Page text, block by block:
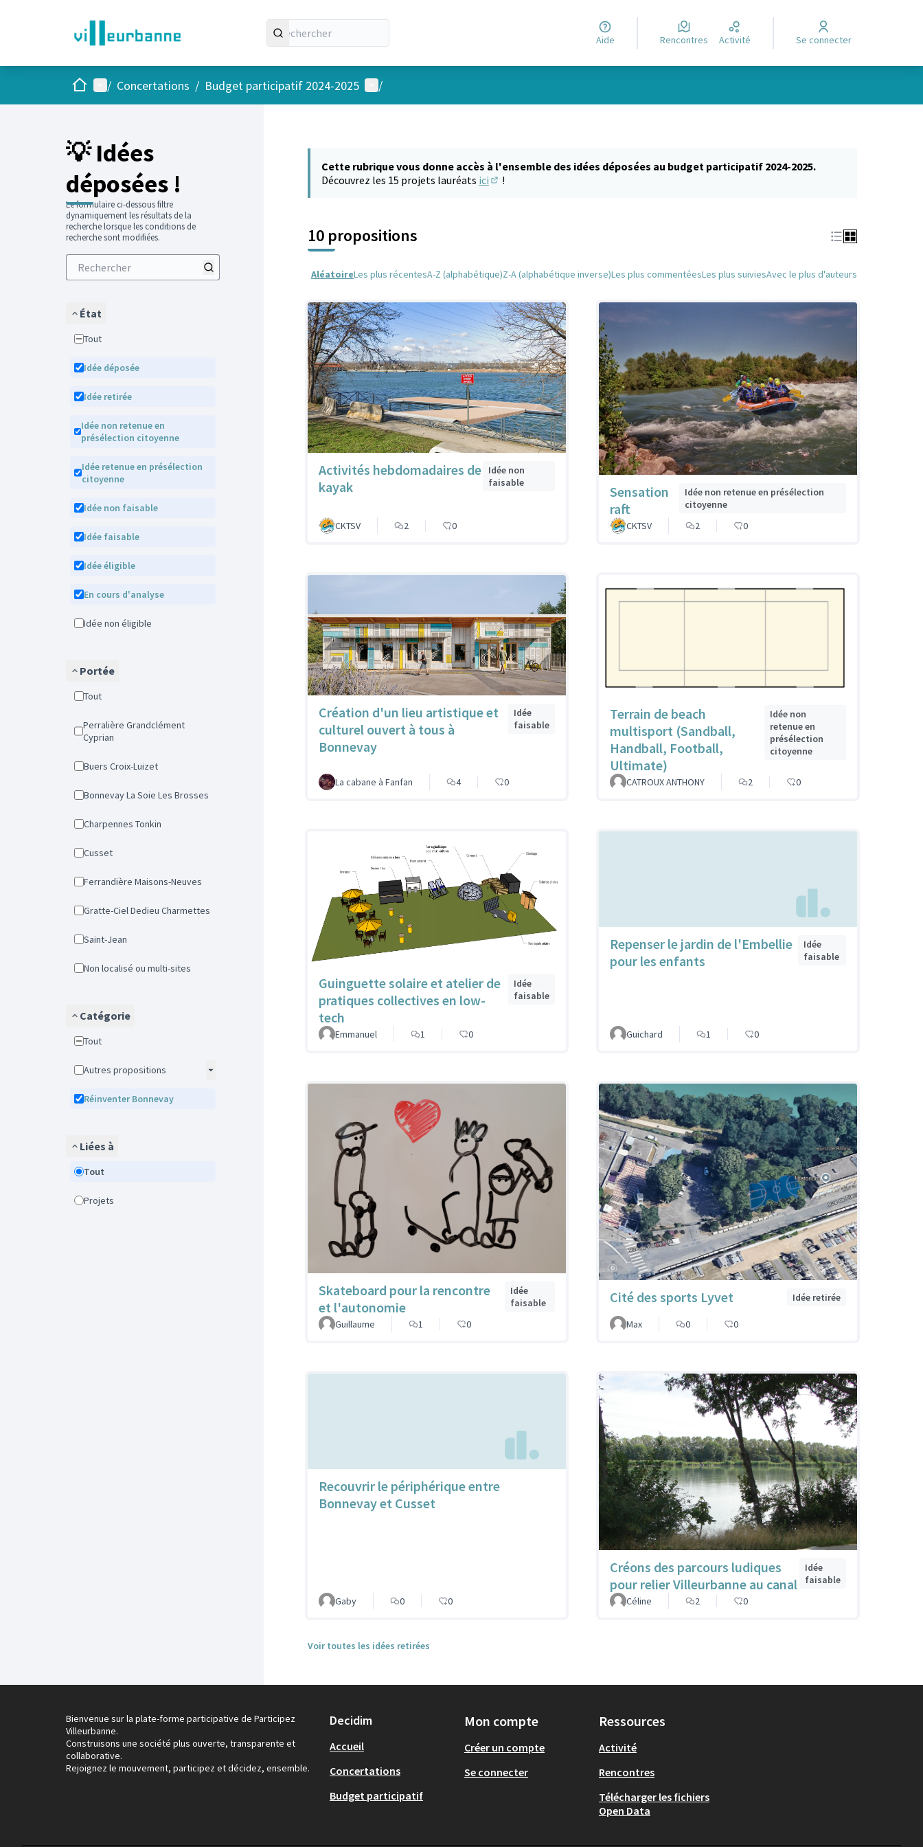
Aide Rencontres Activité Se connecter
AccueilMenu principal
/ Concertations / Budget participatif 2024-2025 Menu utilisateur
/
💡 Idées
déposées !
Le formulaire ci-dessous filtre
dynamiquement les résultats de la
recherche lorsque les conditions de
recherche sont modifiées.
État
Tout
Idée déposée
Idée retirée
Idée non retenue en
présélection citoyenne
Idée retenue en présélection
citoyenne
Idée non faisable
Idée faisable
Idée éligible
En cours d'analyse
Idée non éligible
Portée
Tout
Perralière Grandclément
Cyprian
Buers Croix-Luizet
Bonnevay La Soie Les Brosses
Charpennes Tonkin
Cusset
Ferrandière Maisons-Neuves
Gratte-Ciel Dedieu Charmettes
Saint-Jean
Non localisé ou multi-sites
Catégorie
Tout
Autres propositions
Réinventer Bonnevay
Liées à
Tout
Projets
Cette rubrique vous donne accès à l'ensemble des idées déposées au budget participatif 2024-2025.
Découvrez les 15 projets lauréats ici !
10 propositions
AléatoireLes plus récentesA-Z (alphabétique)Z-A (alphabétique inverse)Les plus commentéesLes plus suiviesAvec le plus d'auteurs
Activités hebdomadaires de
kayak
Idée non
faisable
CKTSV 2 0
Sensation
raft
Idée non retenue en présélection
citoyenne
CKTSV
2 0
Création d'un lieu artistique et
culturel ouvert à tous à
Bonnevay
Idée
faisable
La cabane à Fanfan 4 0
Terrain de beach
multisport (Sandball,
Handball, Football,
Ultimate)
Idée non
retenue en
présélection
citoyenne
CATROUX ANTHONY 2 0
Guinguette solaire et atelier de
pratiques collectives en low-
tech
Idée
faisable
Emmanuel 1 0
Repenser le jardin de l'Embellie
pour les enfants
Idée
faisable
Guichard 1 0
Skateboard pour la rencontre
et l'autonomie
Idée
faisable
Guillaume
1 0
Cité des sports Lyvet Idée retirée
Max 0 0
Recouvrir le périphérique entre
Bonnevay et Cusset
Gaby 0 0
Créons des parcours ludiques
pour relier Villeurbanne au canal
Idée
faisable
Céline
2 0
Voir toutes les idées retirées
Bienvenue sur la plate-forme participative de Participez
Villeurbanne.
Construisons une société plus ouverte, transparente et
collaborative.
Rejoignez le mouvement, participez et décidez, ensemble.
Decidim
Accueil
Concertations
Budget participatif
Mon compte
Créer un compte
Se connecter
Ressources
Activité
Rencontres
Télécharger les fichiers
Open Data